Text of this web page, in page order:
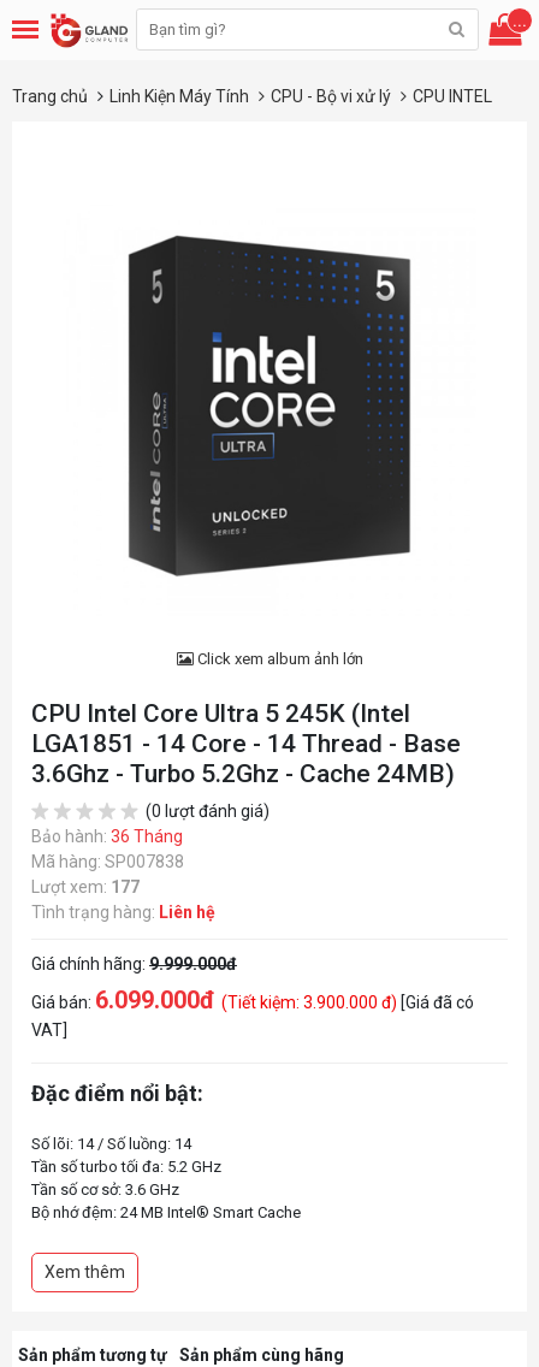
...
Trang chủ Linh Kiện Máy Tính CPU - Bộ vi xử lý CPU INTEL
Click xem album ảnh lớn
CPU Intel Core Ultra 5 245K (Intel
LGA1851 - 14 Core - 14 Thread - Base
3.6Ghz - Turbo 5.2Ghz - Cache 24MB)
(0 lượt đánh giá)
Bảo hành: 36 Tháng
Mã hàng: SP007838
Lượt xem: 177
Tình trạng hàng: Liên hệ
Giá chính hãng: 9.999.000đ
Giá bán: 6.099.000đ (Tiết kiệm: 3.900.000 đ) [Giá đã có
VAT]
Đặc điểm nổi bật:
Số lõi: 14 / Số luồng: 14
Tần số turbo tối đa: 5.2 GHz
Tần số cơ sở: 3.6 GHz
Bộ nhớ đệm: 24 MB Intel® Smart Cache
Dung lượng bộ nhớ tối đa : 192 GB
Các loại bộ nhớ: Up to DDR5 6400 MT/s
Xem thêm
Sản phẩm tương tự Sản phẩm cùng hãng